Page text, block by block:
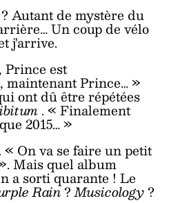
Autant de mystère du
Un coup de vélo
j'arrive.
Prince est
maintenant Prince… »
ont dû être répétées
. « Finalement
2015… »
On va se faire un petit
Mais quel album
a sorti quarante ! Le
Rain?Musicology?